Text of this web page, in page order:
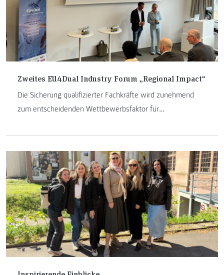
Zweites EU4Dual Industry Forum „Regional Impact“
Die Sicherung qualifizierter Fachkräfte wird zunehmend
zum entscheidenden Wettbewerbsfaktor für